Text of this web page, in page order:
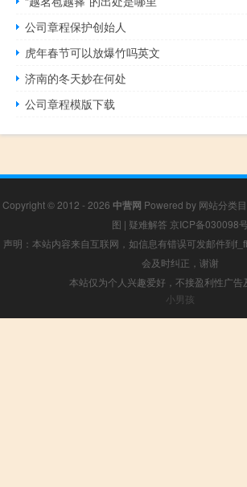
公司章程保护创始人
虎年春节可以放爆竹吗英文
济南的冬天妙在何处
公司章程模版下载
Copyright © 2012 - 2026 中营网 Powered by 网站分类
图 | 疑难解答 京ICP备030098号
声明：本站内容来自互联网，如信息有错误可发邮件到
会及时纠正，谢谢
本站仅为个人兴趣爱好，不接盈利性广告
小男孩